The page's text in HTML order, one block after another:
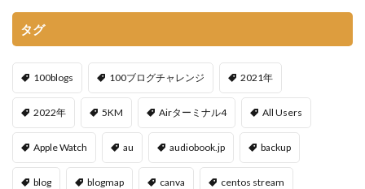
タグ
100blogs 100ブログチャレンジ 2021年
2022年 5KM Airターミナル4 All Users
Apple Watch au audiobook.jp backup
blog blogmap canva centos stream